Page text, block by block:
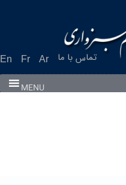
En Fr Ar تماس با ما
MENU